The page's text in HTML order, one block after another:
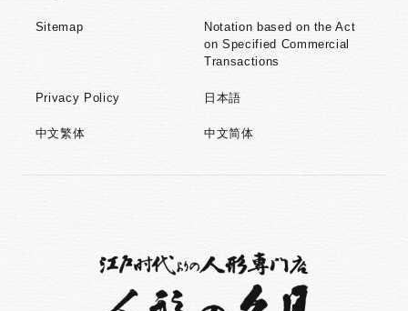
Sitemap
Notation based on the Act
on Specified Commercial
Transactions
Privacy Policy 日本語
中文繁体 中文简体